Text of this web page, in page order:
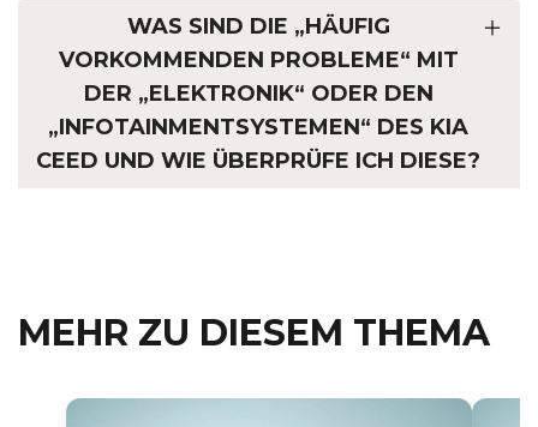
WAS SIND DIE „HÄUFIG
VORKOMMENDEN PROBLEME“ MIT
DER „ELEKTRONIK“ ODER DEN
„INFOTAINMENTSYSTEMEN“ DES KIA
CEED UND WIE ÜBERPRÜFE ICH DIESE?
MEHR ZU DIESEM THEMA